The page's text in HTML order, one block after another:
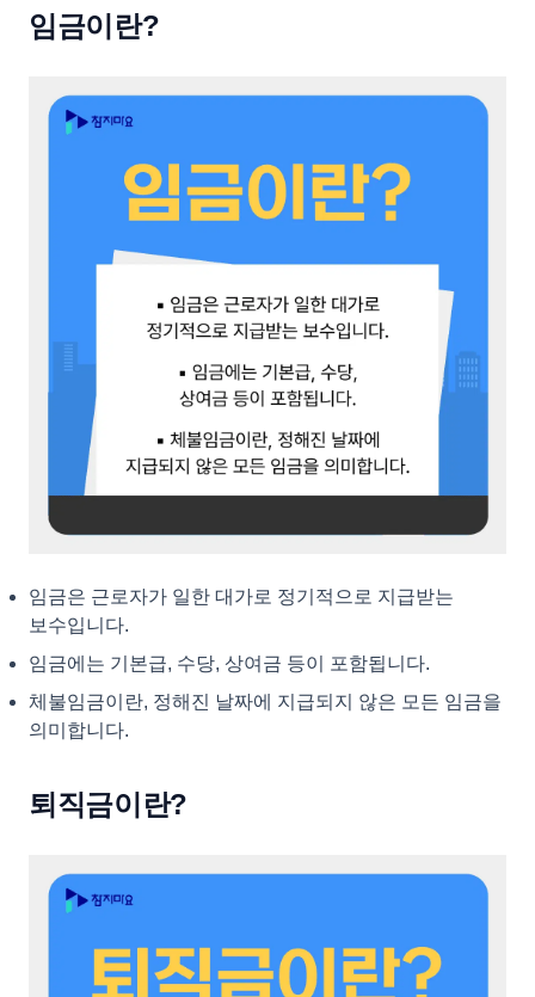
임금이란?
임금은 근로자가 일한 대가로 정기적으로 지급받는
보수입니다.
임금에는 기본급, 수당, 상여금 등이 포함됩니다.
체불임금이란, 정해진 날짜에 지급되지 않은 모든 임금을
의미합니다.
퇴직금이란?